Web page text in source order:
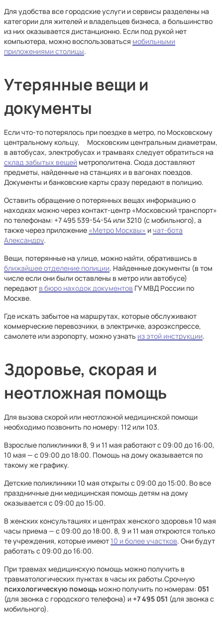
Для удобства все городские услуги и сервисы разделены на
категории для жителей и владельцев бизнеса, а большинство
из них оказывается дистанционно. Если под рукой нет
компьютера, можно воспользоваться мобильными
приложениями столицы.
Утерянные вещи и
документы
Если что-то потерялось при поездке в метро, по Московскому
центральному кольцу, Московским центральным диаметрам,
в автобусах, электробусах и трамваях следует обратиться на
склад забытых вещей метрополитена. Сюда доставляют
предметы, найденные на станциях и в вагонах поездов.
Документы и банковские карты сразу передают в полицию.
Оставить обращение о потерянных вещах информацию о
находках можно через контакт-центр «Московский транспорт»
по телефонам: +7 495 539-54-54 или 3210 (с мобильного), а
также через приложение «Метро Москвы» ичат-бота
Александру.
Вещи, потерянные на улице, можно найти, обратившись в
ближайшее отделение полиции. Найденные документы (в том
числе если они были оставлены в метро или автобусе)
передают в бюро находок документов ГУ МВД России по
Москве.
Где искать забытое на маршрутах, которые обслуживают
коммерческие перевозчики, в электричке, аэроэкспрессе,
самолете или аэропорту, можно узнать из этой инструкции.
Здоровье, скорая и
неотложная помощь
Для вызова скорой или неотложной медицинской помощи
необходимо позвонить по номеру: 112 или 103.
Взрослые поликлиники 8, 9 и 11 мая работают с 09:00 до 16:00,
10 мая — с 09:00 до 18:00. Помощь на дому оказывается по
такому же графику.
Детские поликлиники 10 мая открыты с 09:00 до 15:00. Во все
праздничные дни медицинская помощь детям на дому
оказывается с 09:00 до 15:00.
В женских консультациях и центрах женского здоровья 10 мая
часы приема — с 09:00 до 18:00. 8, 9 и 11 мая откроются только
те учреждения, которые имеют 10 и более участков. Они будут
работать с 09:00 до 16:00.
При травмах медицинскую помощь можно получить в
травматологических пунктах в часы их работы.Срочную
психологическую помощь можно получить по номерам: 051
(для звонка с городского телефона) и +7 495 051 (для звонка с
мобильного).